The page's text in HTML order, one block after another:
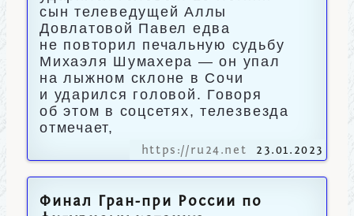
сын телеведущей Аллы
Довлатовой Павел едва
не повторил печальную судьбу
Михаэля Шумахера — он упал
на лыжном склоне в Сочи
и ударился головой. Говоря
об этом в соцсетях, телезвезда
отмечает,
https://ru24.net 23.01.2023
Финал Гран-при России по